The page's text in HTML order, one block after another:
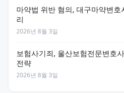
마약법 위반 혐의, 대구마약변
리
2026년 8월 3일
보험사기죄, 울산보험전문변호
전략
2026년 8월 3일